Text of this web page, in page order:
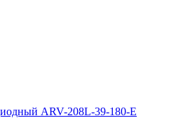
ARV-208L-39-180-E